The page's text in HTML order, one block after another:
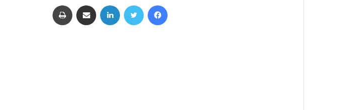
فيسبوك تويتر لينكدإن مشاركة عبر البريد